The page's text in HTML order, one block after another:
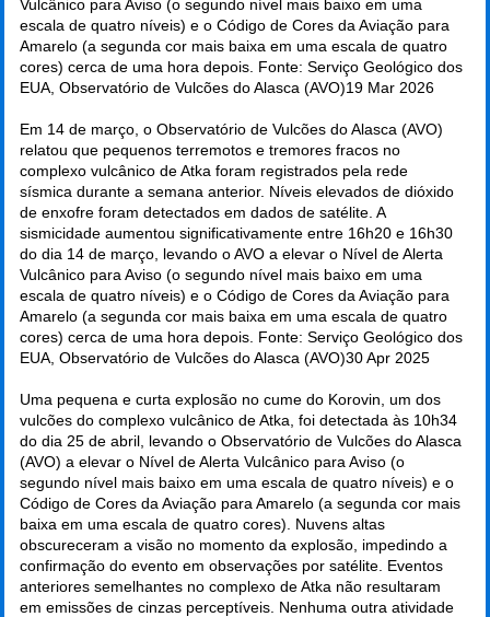
Vulcânico para Aviso (o segundo nível mais baixo em uma
escala de quatro níveis) e o Código de Cores da Aviação para
Amarelo (a segunda cor mais baixa em uma escala de quatro
cores) cerca de uma hora depois. Fonte: Serviço Geológico dos
EUA, Observatório de Vulcões do Alasca (AVO)19 Mar 2026
Em 14 de março, o Observatório de Vulcões do Alasca (AVO)
relatou que pequenos terremotos e tremores fracos no
complexo vulcânico de Atka foram registrados pela rede
sísmica durante a semana anterior. Níveis elevados de dióxido
de enxofre foram detectados em dados de satélite. A
sismicidade aumentou significativamente entre 16h20 e 16h30
do dia 14 de março, levando o AVO a elevar o Nível de Alerta
Vulcânico para Aviso (o segundo nível mais baixo em uma
escala de quatro níveis) e o Código de Cores da Aviação para
Amarelo (a segunda cor mais baixa em uma escala de quatro
cores) cerca de uma hora depois. Fonte: Serviço Geológico dos
EUA, Observatório de Vulcões do Alasca (AVO)30 Apr 2025
Uma pequena e curta explosão no cume do Korovin, um dos
vulcões do complexo vulcânico de Atka, foi detectada às 10h34
do dia 25 de abril, levando o Observatório de Vulcões do Alasca
(AVO) a elevar o Nível de Alerta Vulcânico para Aviso (o
segundo nível mais baixo em uma escala de quatro níveis) e o
Código de Cores da Aviação para Amarelo (a segunda cor mais
baixa em uma escala de quatro cores). Nuvens altas
obscureceram a visão no momento da explosão, impedindo a
confirmação do evento em observações por satélite. Eventos
anteriores semelhantes no complexo de Atka não resultaram
em emissões de cinzas perceptíveis. Nenhuma outra atividade